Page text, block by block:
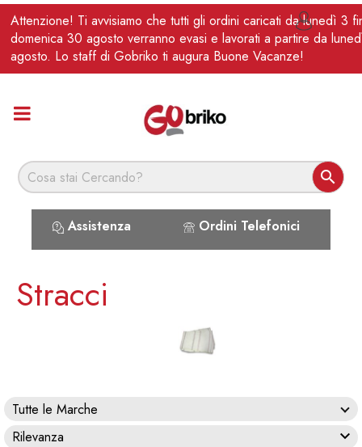
Attenzione! Ti avvisiamo che tutti gli ordini caricati da lunedì 3
domenica 30 agosto verranno evasi e lavorati a partire da
agosto. Lo staff di Gobriko ti augura Buone Vacanze!

Assistenza Ordini Telefonici
IT 
Stracci
Tutte le Marche
Rilevanza
